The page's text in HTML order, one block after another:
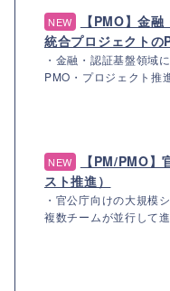
NEW
【PMO】金
統合プロジェクトの
・金融・認証基盤領域
PMO・プロジェクト推
NEW
【PM/PMO
スト推進）
・官公庁向けの大規模
複数チームが並行して